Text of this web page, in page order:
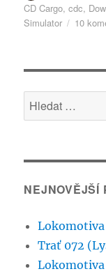
CD Cargo,cdc,
Simulator
10
Hledat:
NEJNOVĚJŠÍ
Lokomotiva
Trať 072
Lokomotiva